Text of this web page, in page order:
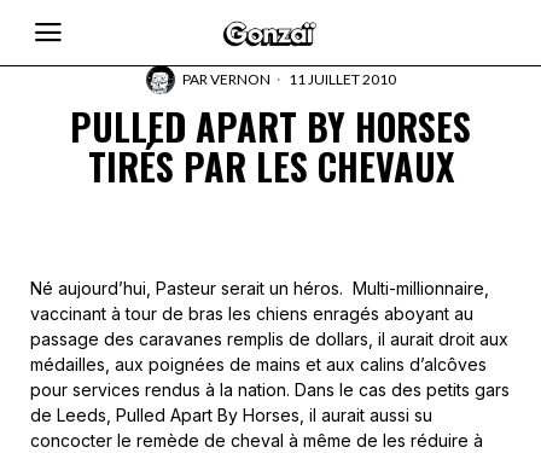
PARVERNON 11 JUILLET 2010
PULLED APART BY HORSES
TIRÉS PAR LES CHEVAUX
Né aujourd’hui, Pasteur serait un héros. Multi-millionnaire,
vaccinant à tour de bras les chiens enragés aboyant au
passage des caravanes remplis de dollars, il aurait droit aux
médailles, aux poignées de mains et aux calins d’alcôves
pour services rendus à la nation. Dans le cas des petits gars
de Leeds, Pulled Apart By Horses, il aurait aussi su
concocter le remède de cheval à même de les réduire à